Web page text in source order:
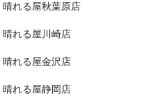
晴れる屋秋葉原店
晴れる屋川崎店
晴れる屋金沢店
晴れる屋静岡店